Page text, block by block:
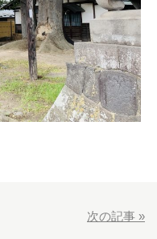
次の記事 »